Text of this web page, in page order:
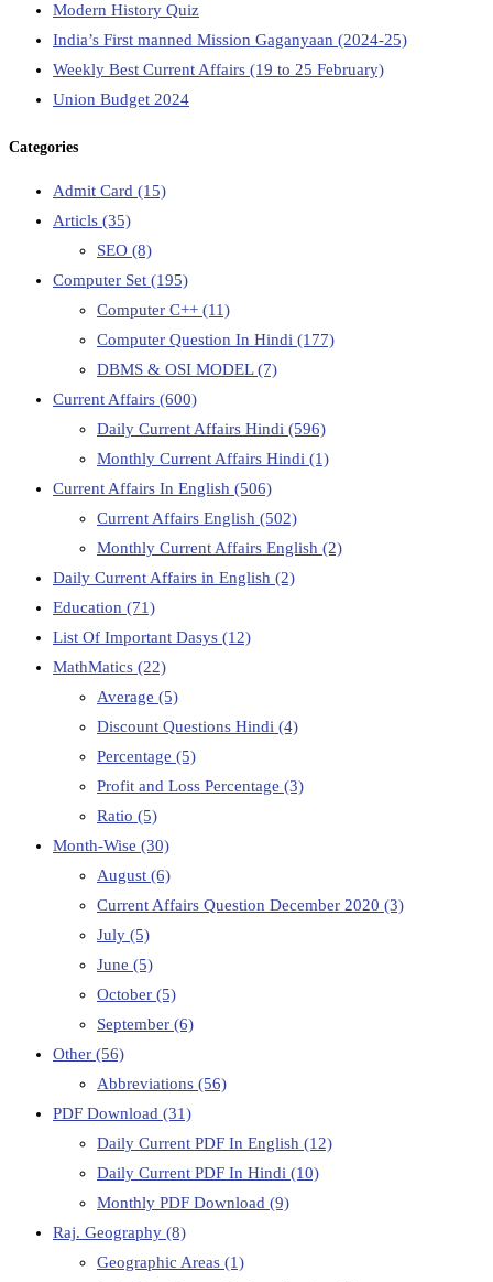
Modern History Quiz
India’s First manned Mission Gaganyaan (2024-25)
Weekly Best Current Affairs (19 to 25 February)
Union Budget 2024
Categories
Admit Card (15)
Articls (35)
SEO (8)
Computer Set (195)
Computer C++ (11)
Computer Question In Hindi (177)
DBMS & OSI MODEL(7)
Current Affairs (600)
Daily Current Affairs Hindi (596)
Monthly Current Affairs Hindi (1)
Current Affairs In English (506)
Current Affairs English (502)
Monthly Current Affairs English (2)
Daily Current Affairs in English (2)
Education (71)
List Of Important Dasys (12)
MathMatics (22)
Average (5)
Discount Questions Hindi (4)
Percentage (5)
Profit and Loss Percentage (3)
Ratio (5)
Month-Wise (30)
August (6)
Current Affairs Question December 2020 (3)
July (5)
June (5)
October (5)
September (6)
Other (56)
Abbreviations (56)
PDF Download (31)
Daily Current PDF In English (12)
Daily Current PDF In Hindi (10)
Monthly PDF Download (9)
Raj. Geography (8)
Geographic Areas (1)